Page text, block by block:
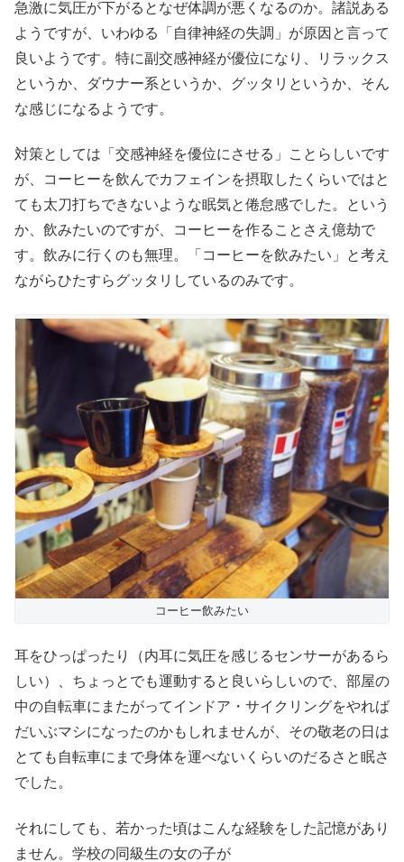
急激に気圧が下がるとなぜ体調が悪くなるのか。諸説ある
ようですが、いわゆる「自律神経の失調」が原因と言って
良いようです。特に副交感神経が優位になり、リラックス
というか、ダウナー系というか、グッタリというか、そん
な感じになるようです。
対策としては「交感神経を優位にさせる」ことらしいです
が、コーヒーを飲んでカフェインを摂取したくらいではと
ても太刀打ちできないような眠気と倦怠感でした。という
か、飲みたいのですが、コーヒーを作ることさえ億劫で
す。飲みに行くのも無理。「コーヒーを飲みたい」と考え
ながらひたすらグッタリしているのみです。
コーヒー飲みたい
耳をひっぱったり（内耳に気圧を感じるセンサーがあるら
しい）、ちょっとでも運動すると良いらしいので、部屋の
中の自転車にまたがってインドア・サイクリングをやれば
だいぶマシになったのかもしれませんが、その敬老の日は
とても自転車にまで身体を運べないくらいのだるさと眠さ
でした。
それにしても、若かった頃はこんな経験をした記憶があり
ません。学校の同級生の女の子が